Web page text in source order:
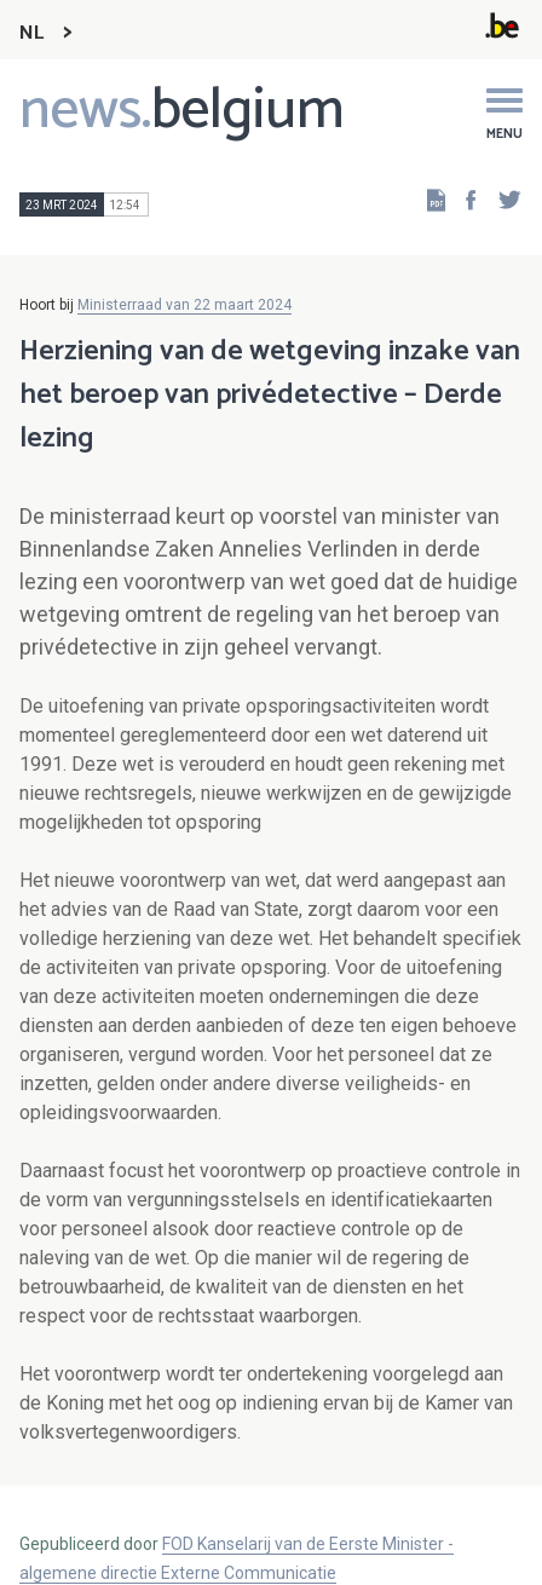
NL
news.belgium MENU
Main
navigation
23 MRT 2024 12:54
Hoort bij Ministerraad van 22 maart 2024
Herziening van de wetgeving inzake van
het beroep van privédetective – Derde
lezing
De ministerraad keurt op voorstel van minister van
Binnenlandse Zaken Annelies Verlinden in derde
lezing een voorontwerp van wet goed dat de huidige
wetgeving omtrent de regeling van het beroep van
privédetective in zijn geheel vervangt.
De uitoefening van private opsporingsactiviteiten wordt
momenteel gereglementeerd door een wet daterend uit
1991. Deze wet is verouderd en houdt geen rekening met
nieuwe rechtsregels, nieuwe werkwijzen en de gewijzigde
mogelijkheden tot opsporing
Het nieuwe voorontwerp van wet, dat werd aangepast aan
het advies van de Raad van State, zorgt daarom voor een
volledige herziening van deze wet. Het behandelt specifiek
de activiteiten van private opsporing. Voor de uitoefening
van deze activiteiten moeten ondernemingen die deze
diensten aan derden aanbieden of deze ten eigen behoeve
organiseren, vergund worden. Voor het personeel dat ze
inzetten, gelden onder andere diverse veiligheids- en
opleidingsvoorwaarden.
Daarnaast focust het voorontwerp op proactieve controle in
de vorm van vergunningsstelsels en identificatiekaarten
voor personeel alsook door reactieve controle op de
naleving van de wet. Op die manier wil de regering de
betrouwbaarheid, de kwaliteit van de diensten en het
respect voor de rechtsstaat waarborgen.
Het voorontwerp wordt ter ondertekening voorgelegd aan
de Koning met het oog op indiening ervan bij de Kamer van
volksvertegenwoordigers.
Gepubliceerd door FOD Kanselarij van de Eerste Minister -
algemene directie Externe Communicatie